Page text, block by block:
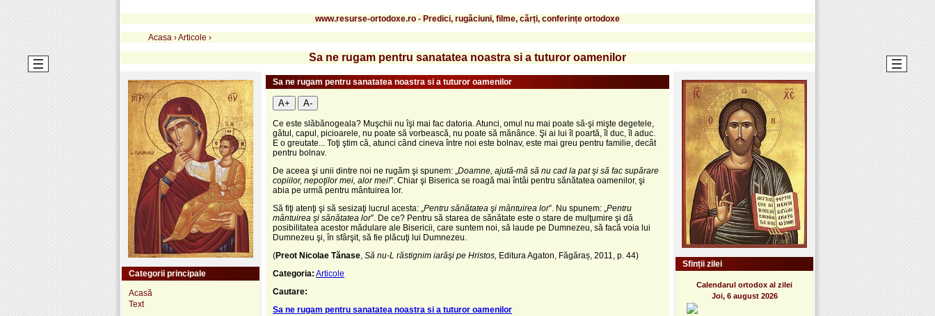
www.resurse-ortodoxe.ro - Predici, rugăciuni, filme, cărți, conferințe ortodoxe
Acasa ›Articole ›
Sa ne rugam pentru sanatatea noastra si a tuturor oamenilor
Sa ne rugam pentru sanatatea noastra si a tuturor oamenilor
A+ A-
Ce este slăbănogeala? Muşchii nu îşi mai fac datoria. Atunci, omul nu mai poate să-şi mişte degetele,
gâtul, capul, picioarele, nu poate să vorbească, nu poate să mănânce. Şi ai lui îl poartă, îl duc, îl aduc.
E o greutate... Toţi ştim că, atunci când cineva între noi este bolnav, este mai greu pentru familie, decât
pentru bolnav.
De aceea şi unii dintre noi ne rugăm şi spunem: „ Doamne, ajută-mă să nu cad la pat şi să fac supărare
copiilor, nepoţilor mei, alor mei!”. Chiar şi Biserica se roagă mai întâi pentru sănătatea oamenilor, şi
abia pe urmă pentru mântuirea lor.
Să fiţi atenţi şi să sesizaţi lucrul acesta: „ Pentru sănătatea şi mântuirea lor”. Nu spunem: „ Pentru
mântuirea şi sănătatea lor”. De ce? Pentru să starea de sănătate este o stare de mulţumire şi dă
posibilitatea acestor mădulare ale Bisericii, care suntem noi, să laude pe Dumnezeu, să facă voia lui
Dumnezeu şi, în sfârşit, să fie plăcuţi lui Dumnezeu.
(Preot Nicolae Tănase Să nu-L răstignim iarăşi pe Hristos, Editura Agaton, Făgăraș, 2011, p. 44)
Categoria: Articole
Cautare:
Sa ne rugam pentru sanatatea noastra si a tuturor oamenilor
Categorii principale
Acasă
Text
Sfinții zilei
Calendarul ortodox al zilei
Joi, 6 august 2026